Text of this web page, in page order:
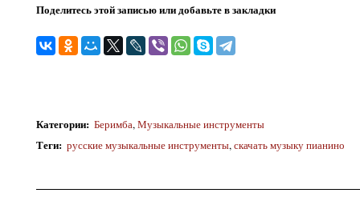
Поделитесь этой записью или добавьте в закладки
Категории: Беримба,Музыкальные инструменты
Теги: русские музыкальные инструменты,скачать музыку пианино